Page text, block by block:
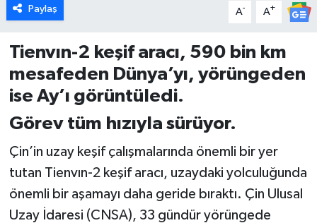
Paylaş A- A+
Tienvın-2 keşif aracı, 590 bin km
mesafeden Dünya’yı, yörüngeden
ise Ay’ı görüntüledi.
Görev tüm hızıyla sürüyor.
Çin’in uzay keşif çalışmalarında önemli bir yer
tutan Tienvın-2 keşif aracı, uzaydaki yolculuğunda
önemli bir aşamayı daha geride bıraktı. Çin Ulusal
Uzay İdaresi (CNSA), 33 gündür yörüngede
Genel
Gündem
Hisarcık
İlçeler
Köşe Yazıları
Kültür Sanat